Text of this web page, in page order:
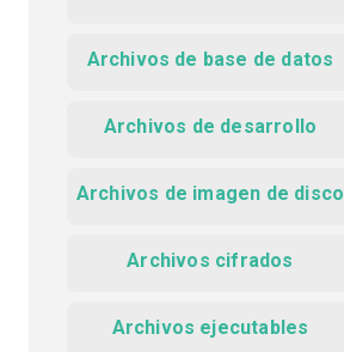
Archivos de base de datos
Archivos de desarrollo
Archivos de imagen de disco
Archivos cifrados
Archivos ejecutables